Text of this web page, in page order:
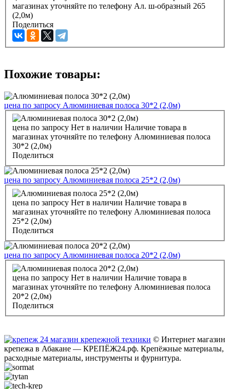
магазинах уточняйте по телефону Ал. ш-образный 265
(2,0м)
Поделиться
Похожие товары:
цена по запросу Алюминиевая полоса 30*2 (2,0м)
цена по запросу Нет в наличии Наличие товара в
магазинах уточняйте по телефону Алюминиевая полоса
30*2 (2,0м)
Поделиться
цена по запросу Алюминиевая полоса 25*2 (2,0м)
цена по запросу Нет в наличии Наличие товара в
магазинах уточняйте по телефону Алюминиевая полоса
25*2 (2,0м)
Поделиться
цена по запросу Алюминиевая полоса 20*2 (2,0м)
цена по запросу Нет в наличии Наличие товара в
магазинах уточняйте по телефону Алюминиевая полоса
20*2 (2,0м)
Поделиться
© Интернет магазин
крепежа в Абакане — КРЕПЁЖ24.рф. Крепёжные материалы,
расходные материалы, инструменты и фурнитура.